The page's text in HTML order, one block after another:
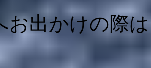
お出かけの際